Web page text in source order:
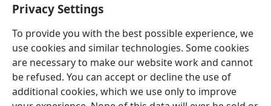
Privacy Settings
To provide you with the best possible experience, we
use cookies and similar technologies. Some cookies
are necessary to make our website work and cannot
be refused. You can accept or decline the use of
additional cookies, which we use only to improve
window)Watchtower MAKTABA KWENYE MTANDAO™
new
window)JW Hub ®
(opens
new
window)
®
Watchtower Library